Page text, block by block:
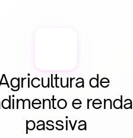
de
e renda
passiva